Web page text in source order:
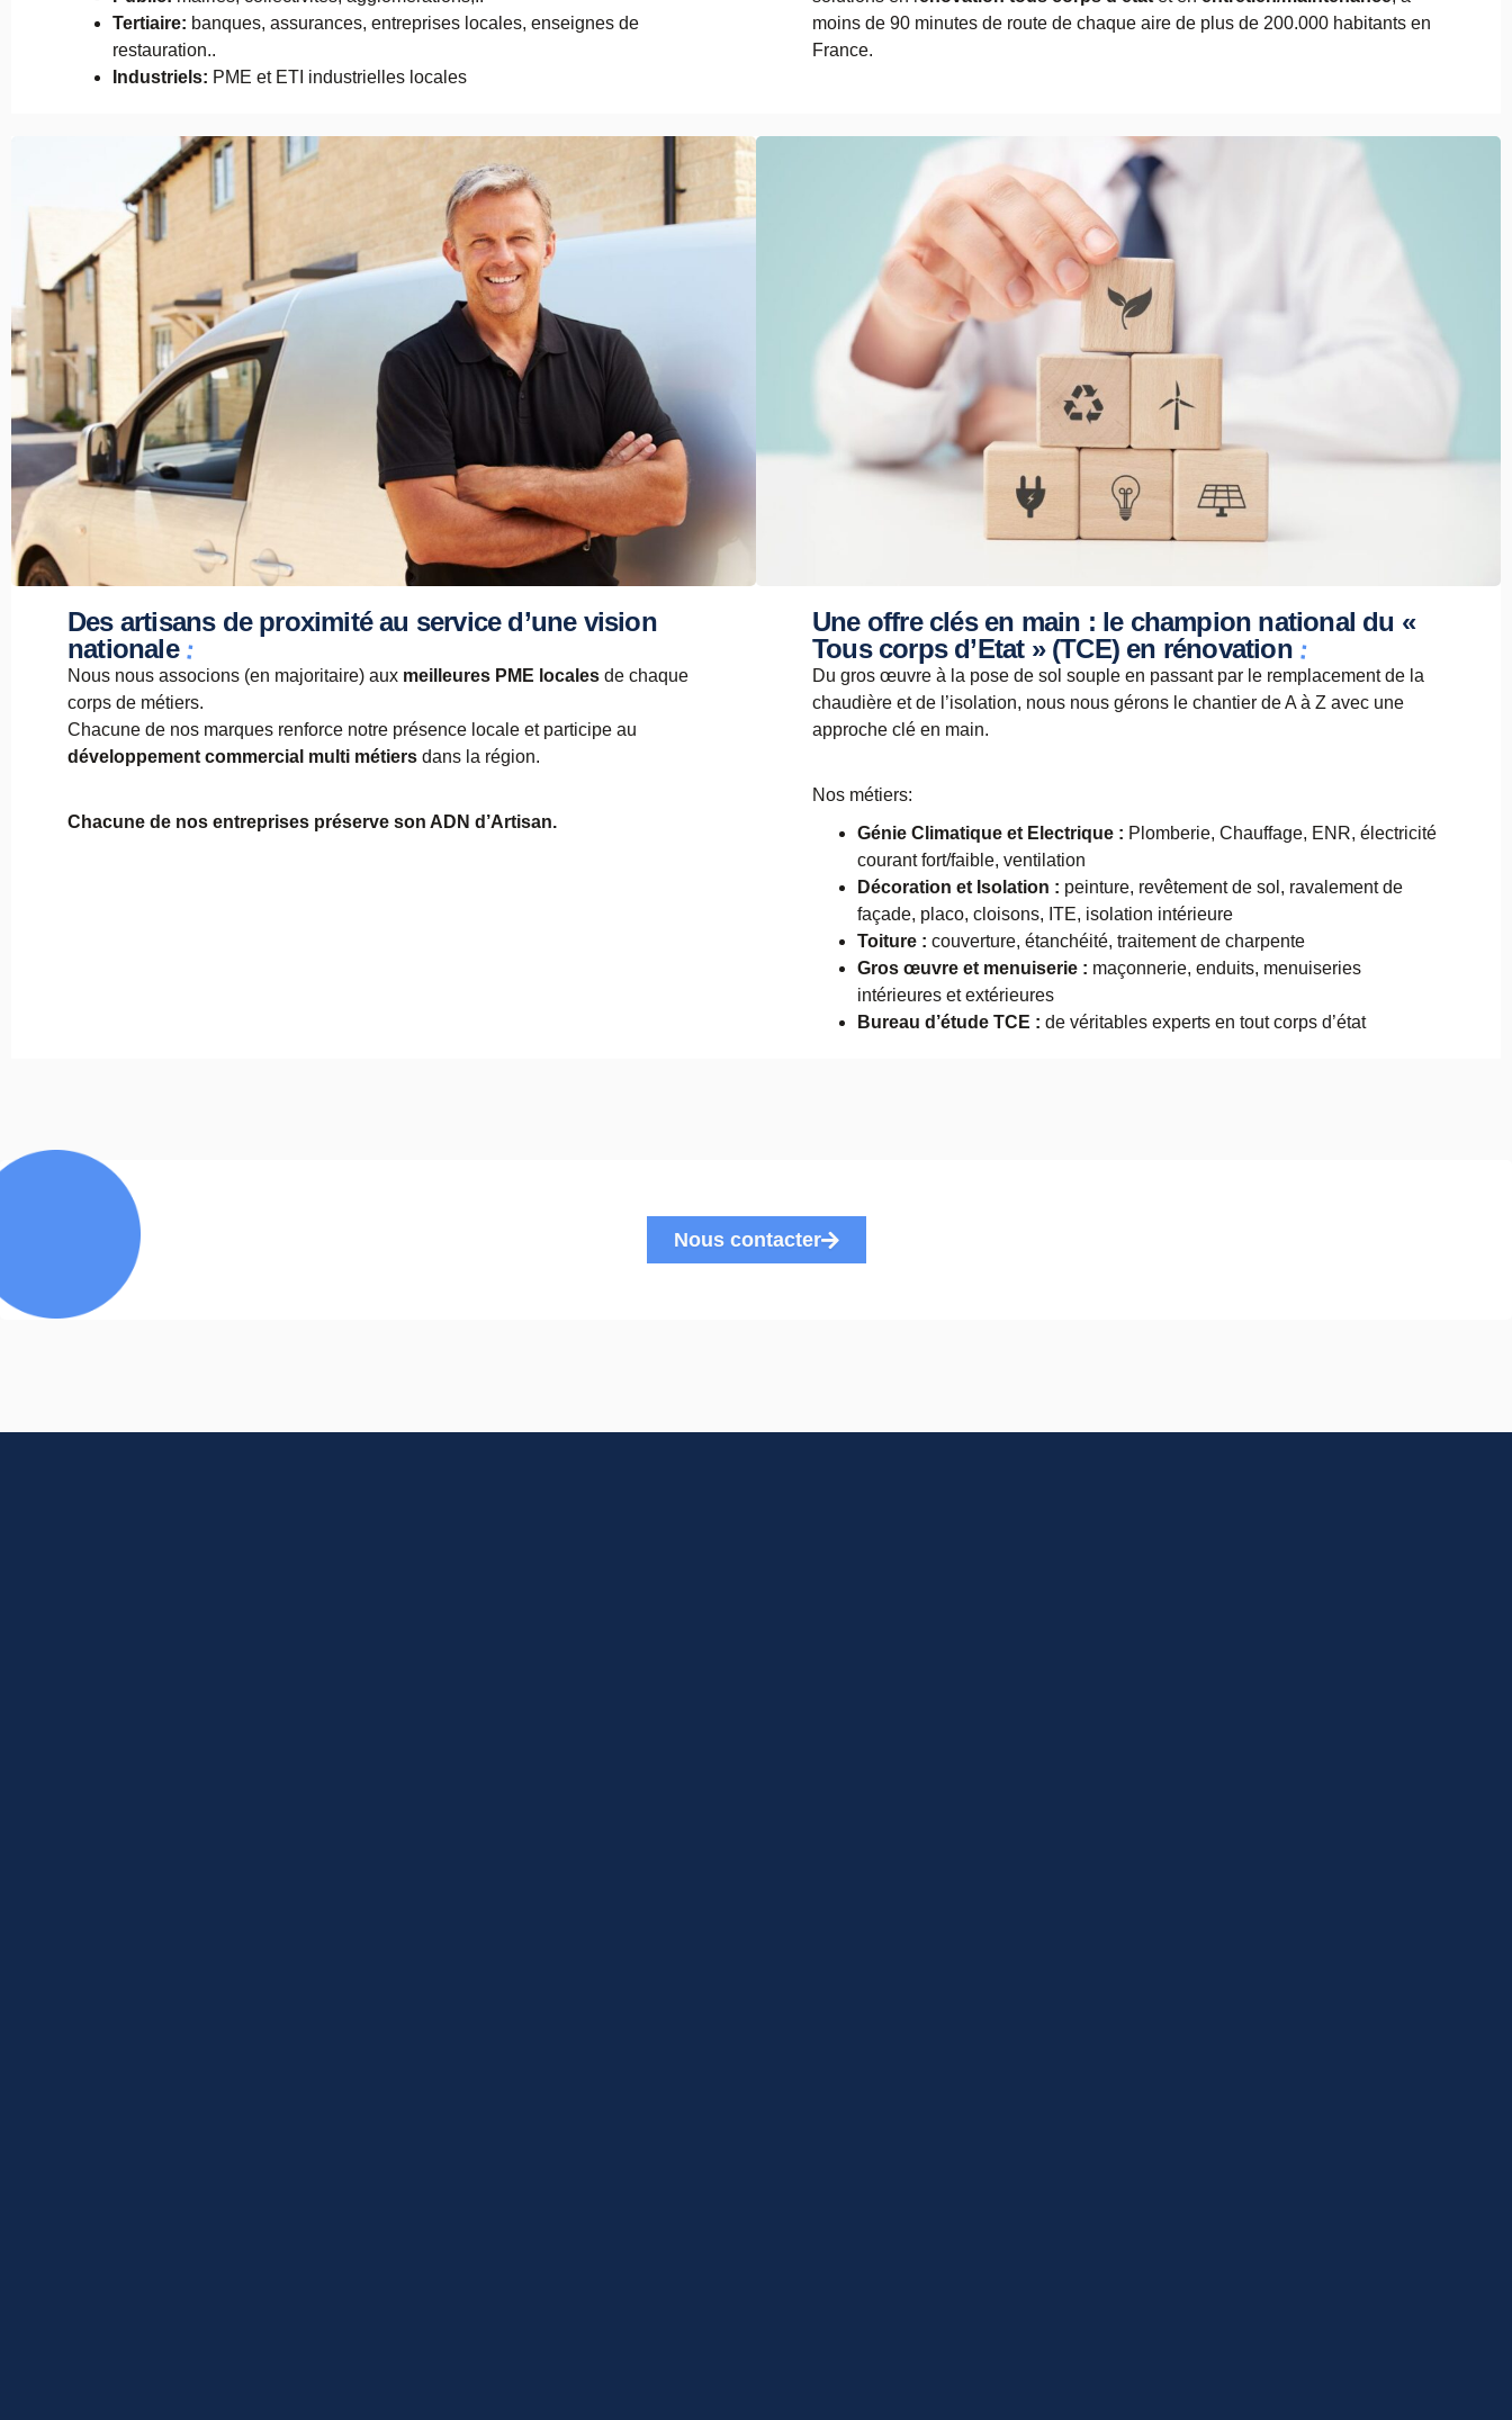
Tertiaire: banques, assurances, entreprises locales, enseignes de
restauration..
Industriels: PME et ETI industrielles locales
moins de 90 minutes de route de chaque aire de plus de 200.000 habitants en
France.
Des artisans de proximité au service d’une vision
nationale :
Nous nous associons (en majoritaire) aux meilleures PME locales de chaque
corps de métiers.
Chacune de nos marques renforce notre présence locale et participe au
développement commercial multi métiers dans la région.
Chacune de nos entreprises préserve son ADN d’Artisan.
Une offre clés en main : le champion national du «
Tous corps d’Etat » (TCE) en rénovation :
Du gros œuvre à la pose de sol souple en passant par le remplacement de la
chaudière et de l’isolation, nous nous gérons le chantier de A à Z avec une
approche clé en main.
Nos métiers:
Génie Climatique et Electrique : Plomberie, Chauffage, ENR, électricité
courant fort/faible, ventilation
Décoration et Isolation : peinture, revêtement de sol, ravalement de
façade, placo, cloisons, ITE, isolation intérieure
Toiture : couverture, étanchéité, traitement de charpente
Gros œuvre et menuiserie : maçonnerie, enduits, menuiseries
intérieures et extérieures
Bureau d’étude TCE : de véritables experts en tout corps d’état
Nous contacter